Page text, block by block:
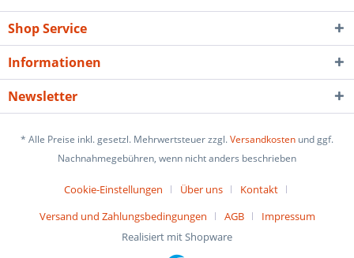
Shop Service
Informationen
Newsletter
* Alle Preise inkl. gesetzl. Mehrwertsteuer zzgl.Versandkosten und ggf.
Nachnahmegebühren, wenn nicht anders beschrieben
Cookie-Einstellungen Über uns
Kontakt
Versand und Zahlungsbedingungen
AGB
Impressum
Realisiert mit Shopware